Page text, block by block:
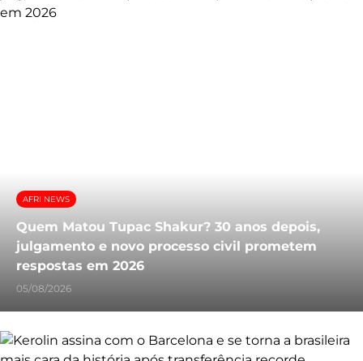
AFRI NEWS
Quem Matou Tupac Shakur? 30 anos depois,
julgamento e novo processo civil prometem
respostas em 2026
05/08/2026